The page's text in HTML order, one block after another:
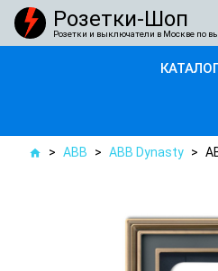
Розетки-Шоп
Розетки и выключатели в Москве по
home > ABB > ABB Dynasty >